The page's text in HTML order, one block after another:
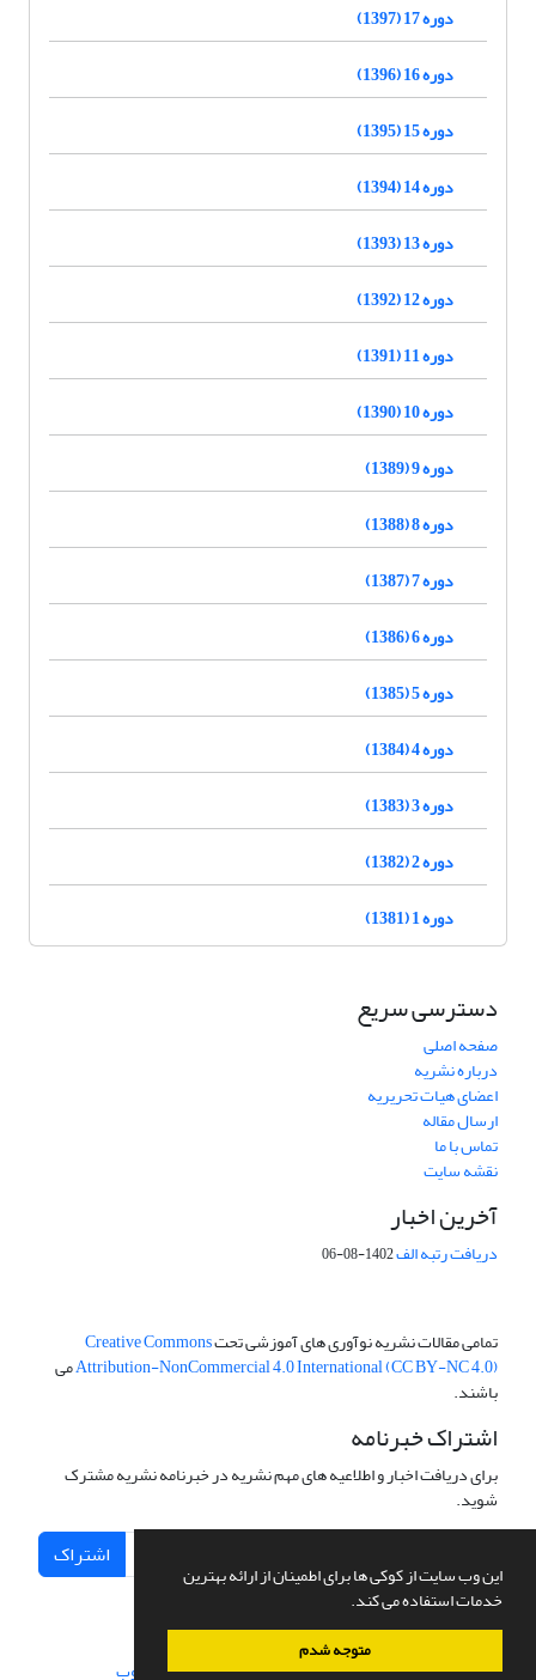
این وب سایت از کوکی ها برای اطمینان از ارائه بهترین
خدمات استفاده می کند.
متوجه شدم
دوره 17 (1397)
دوره 16 (1396)
دوره 15 (1395)
دوره 14 (1394)
دوره 13 (1393)
دوره 12 (1392)
دوره 11 (1391)
دوره 10 (1390)
دوره 9 (1389)
دوره 8 (1388)
دوره 7 (1387)
دوره 6 (1386)
دوره 5 (1385)
دوره 4 (1384)
دوره 3 (1383)
دوره 2 (1382)
دوره 1 (1381)
دسترسی سریع
صفحه اصلی
درباره نشریه
اعضای هیات تحریریه
ارسال مقاله
تماس با ما
نقشه سایت
آخرین اخبار
دریافت رتبه الف1402-08-06
تمامی مقالات نشریه نوآوری های آموزشی تحتCreative Commons
Attribution-NonCommercial 4.0 International (CC BY-NC 4.0)می
باشند.
اشتراک خبرنامه
برای دریافت اخبار و اطلاعیه های مهم نشریه در خبرنامه نشریه مشترک
شوید.
اشتراک
سامانه مدیریت نشریات علمی.طراحی و پیاده سازی از سیناوب